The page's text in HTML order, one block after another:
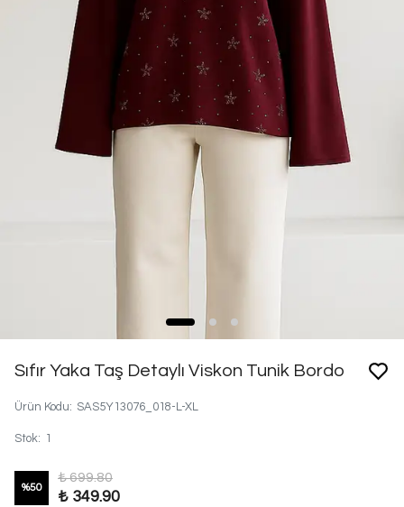
Sıfır Yaka Taş Detaylı Viskon Tunik Bordo
Ürün Kodu: SAS5Y13076_018-L-XL
Stok: 1
%50
₺ 699.80
₺ 349.90